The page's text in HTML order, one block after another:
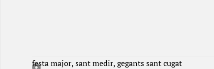
festa major sant medir gegants sant cugat